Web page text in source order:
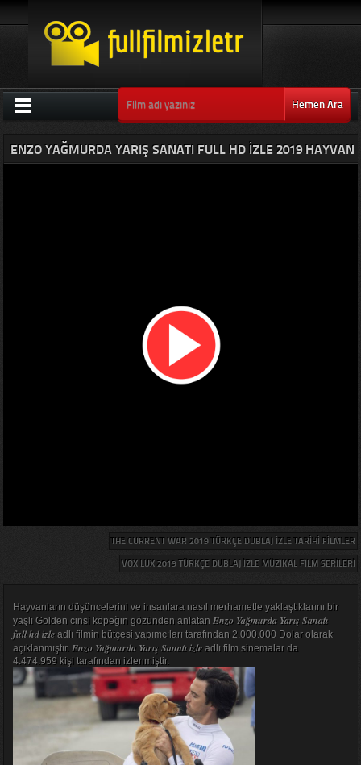
Hemen Ara
ENZO YAĞMURDA YARIŞ SANATI FULL HD IZLE 2019 HAYVAN
THE CURRENT WAR 2019 TÜRKÇE DUBLAJ IZLE TARIHI FILMLER
VOX LUX 2019 TÜRKÇE DUBLAJ IZLE MÜZIKAL FILM SERILERI
Hayvanların düşüncelerini ve insanlara nasıl merhametle yaklaştıklarını bir
yaşlı Golden cinsi köpeğin gözünden anlatan Enzo Yağmurda Yarış Sanatı
full hd izleadlı filmin bütçesi yapımcıları tarafından 2.000.000 Dolar olarak
açıklanmıştır. Enzo Yağmurda Yarış Sanatı izleadlı film sinemalar da
4.474.959 kişi tarafından izlenmiştir.